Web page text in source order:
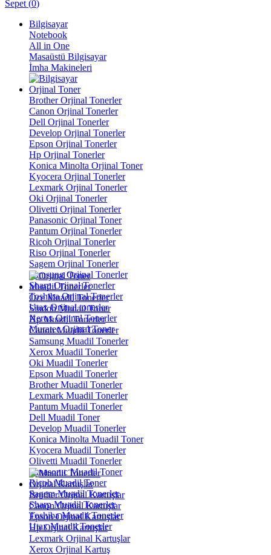
Sepet (0)
Bilgisayar
Notebook
All in One
Masaüstü Bilgisayar
İmha Makineleri
Orjinal Toner
Brother Orjinal Tonerler
Canon Orjinal Tonerler
Dell Orjinal Tonerler
Develop Orjinal Tonerler
Epson Orjinal Tonerler
Hp Orjinal Tonerler
Konica Minolta Orjinal Toner
Kyocera Orjinal Tonerler
Lexmark Orjinal Tonerler
Oki Orjinal Tonerler
Olivetti Orjinal Tonerler
Panasonic Orjinal Toner
Pantum Orjinal Tonerler
Ricoh Orjinal Tonerler
Riso Orjinal Tonerler
Sagem Orjinal Tonerler
Samsung Orjinal Tonerler
Sharp Orjinal Tonerler
Toshiba Orjinal Tonerler
Utax Orjinal tonerler
Xerox Orjinal Tonerler
Muratec Orjinal Toner
Muadil Tonerler
Oce Muadil Tonerler
Sindoh Mudail Toner
Hp Muadil Tonerler
Canon Muadil Tonerler
Samsung Muadil Tonerler
Xerox Muadil Tonerler
Oki Muadil Tonerler
Epson Muadil Tonerler
Brother Muadil Tonerler
Lexmark Muadil Tonerler
Pantum Muadil Tonerler
Dell Muadil Toner
Develop Muadil Tonerler
Konica Minolta Muadil Toner
Kyocera Muadil Tonerler
Olivetti Muadil Tonerler
Panasonıc Muadil Toner
Ricoh Muadil Toner
Sagem Muadil Tonerler
Sharp Muadil Tonerler
Toshiba Muadil Tonerler
Utax Muadil Tonerler
Orjinal Kartuşlar
Brother Orjinal Kartuşlar
Canon Orjinal Kartuşlar
Epson Orjinal Kartuşlar
Hp Orjinal Kartuşlar
Lexmark Orjinal Kartuşlar
Xerox Orjinal Kartuş